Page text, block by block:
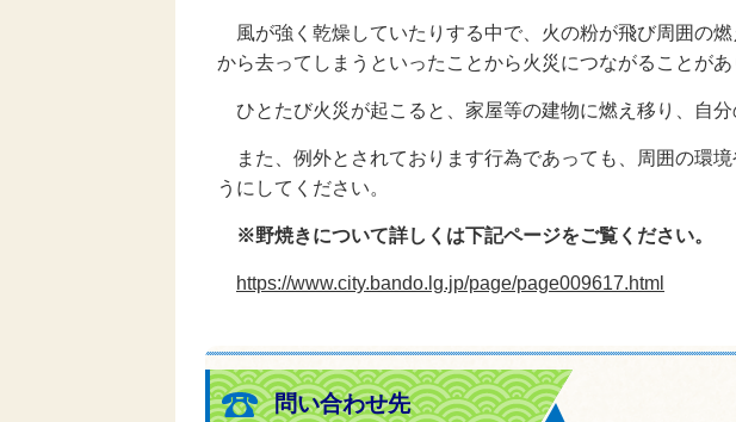
風が強く乾燥していたりする中で 、火の粉が飛び周囲の
から去ってしまうといったことから火災につながることがあ
ひとたび火災が起こると、家屋等の建物に燃え移 り、自
また、例外とされております行為であっても、周囲の環
うにしてください。
※野焼きについて詳しくは下記ページをご覧ください。
https://www.city.bando.lg.jp/page/page009617.html
問い合わせ先